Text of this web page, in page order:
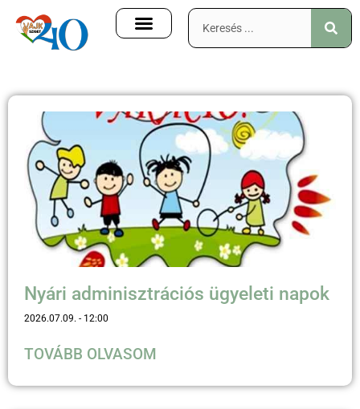
Nyári adminisztrációs ügyeleti napok
2026.07.09. 12:00
TOVÁBB OLVASOM